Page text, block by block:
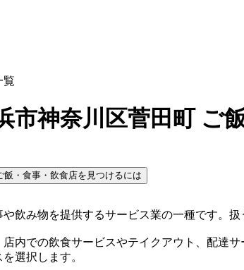
覧
市神奈川区菅田町 ご
飯・食事・飲食店を見つけるには
飲み物を提供するサービス業の一種です。
内での飲食サービスやテイクアウト、配達
選択します。